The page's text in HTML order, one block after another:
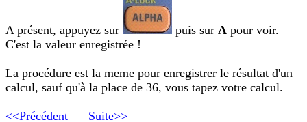
A présent, appuyez sur puis sur A pour voir.
C'est la valeur enregistrée !
La procédure est la meme pour enregistrer le résultat d'un
calcul, sauf qu'à la place de 36, vous tapez votre calcul.
<<Précédent Suite>>